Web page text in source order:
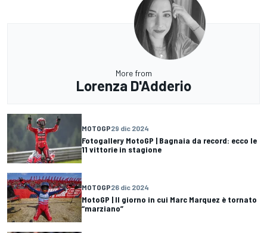
More from
Lorenza D'Adderio
MOTOGP29 dic 2024
Fotogallery MotoGP | Bagnaia da record: ecco le
11 vittorie in stagione
MOTOGP26 dic 2024
MotoGP | Il giorno in cui Marc Marquez è tornato
“marziano”